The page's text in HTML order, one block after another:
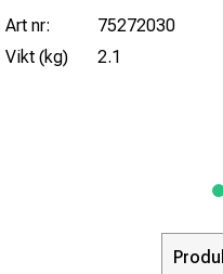
Art nr:
75272030
Vikt (kg)
2.1